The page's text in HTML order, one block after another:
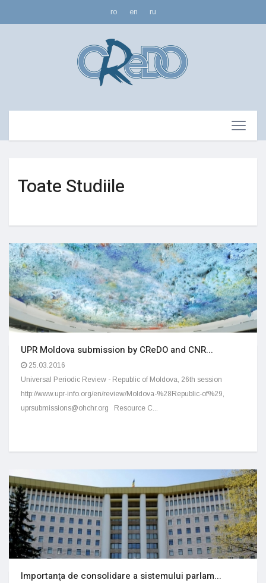
ro en ru
Toate Studiile
UPR Moldova submission by CReDO and CNR...
25.03.2016
Universal Periodic Review - Republic of Moldova, 26th session
http://www.upr-info.org/en/review/Moldova-%28Republic-of%29,
uprsubmissions@ohchr.org Resource C...
Importanţa de consolidare a sistemului parlam...